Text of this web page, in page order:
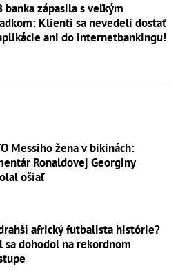
banka zápasila s veľkým
Klienti sa nevedeli dostať
ani do internetbankingu!
Messiho žena v bikinách:
Ronaldovej Georginy
ošiaľ
africký futbalista histórie?
sa dohodol na rekordnom